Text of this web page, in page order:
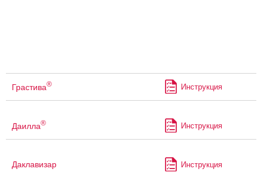
Грастива® Инструкция
Даилла® Инструкция
Даклавизар Инструкция